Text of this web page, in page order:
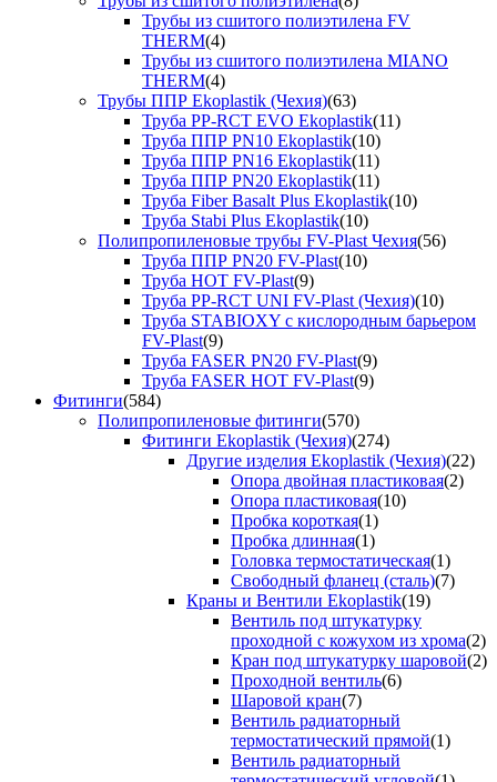
Трубы из сшитого полиэтилена FV
THERM(4)
Трубы из сшитого полиэтилена MIANO
THERM(4)
Трубы ППР Ekoplastik (Чехия)(63)
Труба PP-RCT EVO Ekoplastik(11)
Труба ППР PN10 Ekoplastik(10)
Труба ППР PN16 Ekoplastik(11)
Труба ППР PN20 Ekoplastik(11)
Труба Fiber Basalt Plus Ekoplastik(10)
Труба Stabi Plus Ekoplastik(10)
Полипропиленовые трубы FV-Plast Чехия(56)
Труба ППР PN20 FV-Plast(10)
Труба HOT FV-Plast(9)
Труба PP-RCT UNI FV-Plast (Чехия)(10)
Труба STABIOXY с кислородным барьером
FV-Plast(9)
Труба FASER PN20 FV-Plast(9)
Труба FASER HOT FV-Plast(9)
Фитинги(584)
Полипропиленовые фитинги(570)
Фитинги Ekoplastik (Чехия)(274)
Другие изделия Ekoplastik (Чехия)(22)
Опора двойная пластиковая(2)
Опора пластиковая(10)
Пробка короткая(1)
Пробка длинная(1)
Головка термостатическая(1)
Свободный фланец (сталь)(7)
Краны и Вентили Ekoplastik(19)
Вентиль под штукатурку
проходной с кожухом из хрома(2)
Кран под штукатурку шаровой(2)
Проходной вентиль(6)
Шаровой кран(7)
Вентиль радиаторный
термостатический прямой(1)
Вентиль радиаторный